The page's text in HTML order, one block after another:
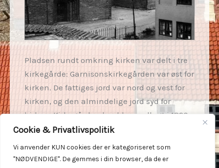
Cookie & Privatlivspolitik
Vi anvender KUN cookies der er kategoriseret som
"NØDVENDIGE". De gemmes i din browser, da de er
Pladsen rundt omkring kirken var delt i tre
kirkegårde: Garnisonskirkegården var øst for
kirken. De fattiges jord var nord og vest for
kirken, og den almindelige jord syd for
kirken. Kirkegården her blev nedlagt i 1820,
og da var Assistentskirkegården (den gamle
kirkegård, Ny Adelgade) taget i brug i 1816.
Den nye kirkegård, Stadionvej, stammer fra